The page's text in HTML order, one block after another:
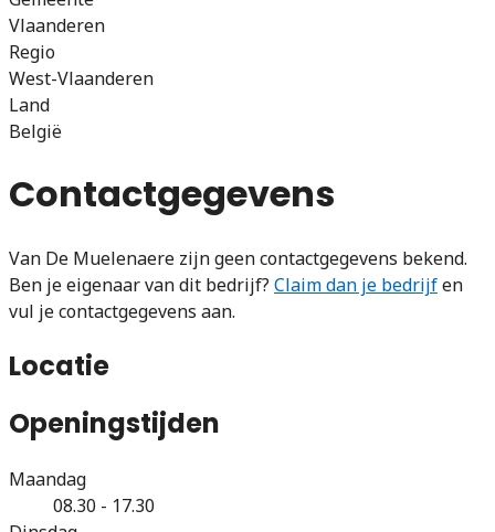
Vlaanderen
Regio
West-Vlaanderen
Land
België
Contactgegevens
Van De Muelenaere zijn geen contactgegevens bekend.
Ben je eigenaar van dit bedrijf? Claim dan je bedrijfen
vul je contactgegevens aan.
Locatie
Openingstijden
Maandag
08.30 - 17.30